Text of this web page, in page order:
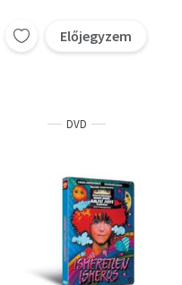
Előjegyzem
DVD